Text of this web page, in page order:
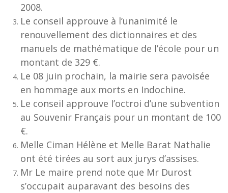
2008.
Le conseil approuve à l’unanimité le
renouvellement des dictionnaires et des
manuels de mathématique de l’école pour un
montant de 329 €.
Le 08 juin prochain, la mairie sera pavoisée
en hommage aux morts en Indochine.
Le conseil approuve l’octroi d’une subvention
au Souvenir Français pour un montant de 100
€.
Melle Ciman Hélène et Melle Barat Nathalie
ont été tirées au sort aux jurys d’assises.
Mr Le maire prend note que Mr Durost
s’occupait auparavant des besoins des